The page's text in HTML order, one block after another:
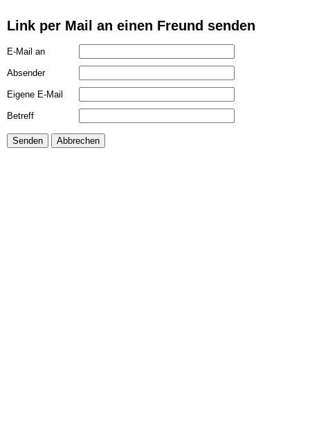
Link per Mail an einen Freund senden
E-Mail an
Absender
Eigene E-Mail
Betreff
Senden Abbrechen